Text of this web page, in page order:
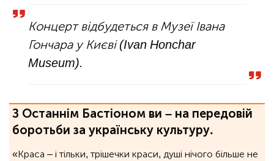
Концерт відбудеться в Музеї Івана
Гончара у Києві (Ivan Honchar
Museum).
З Останнім Бастіоном ви – на передовій
боротьби за українську культуру.
«Краса – і тільки, трішечки краси, душі нічого більше не